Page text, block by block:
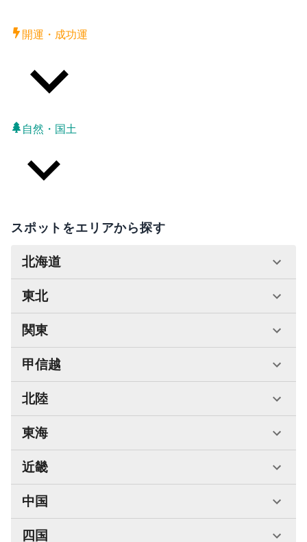
開運・成功運
自然・国土
スポットをエリアから探す
北海道
東北
関東
甲信越
北陸
東海
近畿
中国
四国